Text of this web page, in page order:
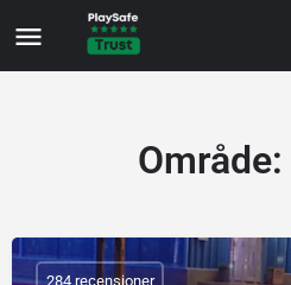
Område:
284 recensioner